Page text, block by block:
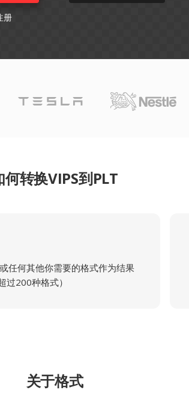
册
何转换VIPS到PLT
任何其他你需要的格式作为结果
过200种格式）
关于格式